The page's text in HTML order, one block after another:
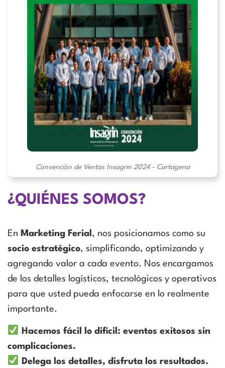
Convención de Ventas Insagrin 2024 - Cartagena
¿QUIÉNES SOMOS?
En Marketing Ferial , nos posicionamos como su
socio estratégico, simplificando, optimizando y
agregando valor a cada evento. Nos encargamos
de los detalles logísticos, tecnológicos y operativos
para que usted pueda enfocarse en lo realmente
importante.
Hacemos fácil lo difícil: eventos exitosos sin
complicaciones.
Delega los detalles, disfruta los resultados.